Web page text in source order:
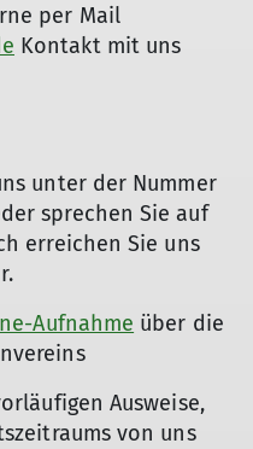
per Mail
Kontakt mit uns
unter der Nummer
sprechen Sie auf
erreichen Sie uns
Aufnahme über die
Ausweise,
von uns